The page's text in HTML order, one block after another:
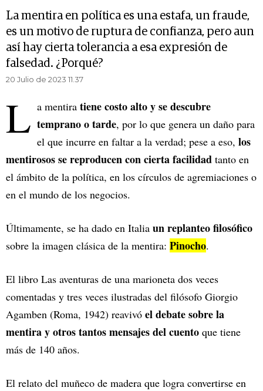
La mentira en política es una estafa, un fraude,
es un motivo de ruptura de confianza, pero aun
así hay cierta tolerancia a esa expresión de
falsedad. ¿Porqué?
20 Julio de 2023 11.37
L a mentira tiene costo alto y se descubre
temprano o tarde, por lo que genera un daño para
el que incurre en faltar a la verdad; pese a eso, los
mentirosos se reproducen con cierta facilidad tanto en
el ámbito de la política, en los círculos de agremiaciones o
en el mundo de los negocios.
Últimamente, se ha dado en Italia un replanteo filosófico
sobre la imagen clásica de la mentira: Pinocho.
El libro Las aventuras de una marioneta dos veces
comentadas y tres veces ilustradas del filósofo Giorgio
Agamben (Roma, 1942) reavivó el debate sobre la
mentira y otros tantos mensajes del cuento que tiene
más de 140 años.
El relato del muñeco de madera que logra convertirse en